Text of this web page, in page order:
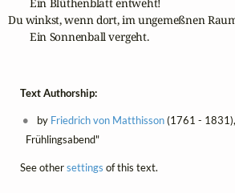
        Ein Blüthenblatt entweht!
Du winkst, wenn dort, im ungemeßnen
        Ein Sonnenball vergeht.
Text Authorship:
by Friedrich von Matthisson(1761 -
Frühlingsabend"
See othersettings of this text.